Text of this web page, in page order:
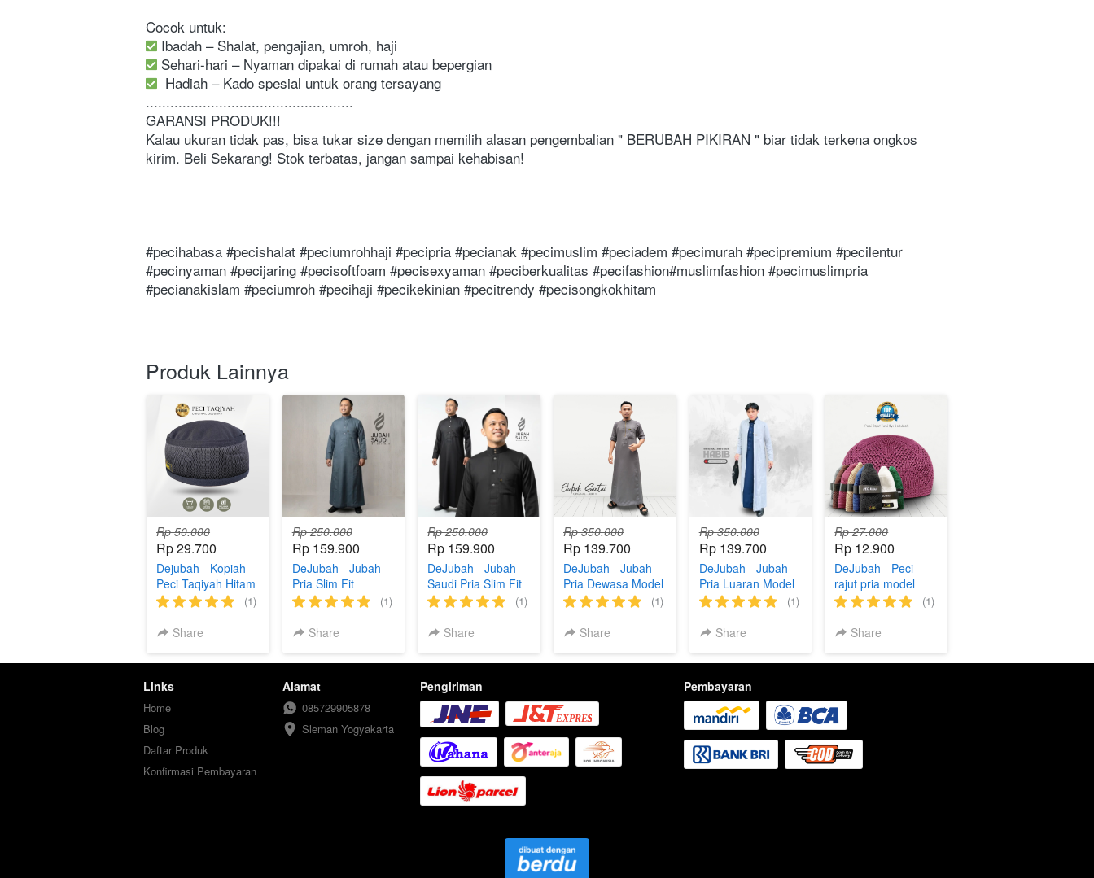
Cocok untuk:
Ibadah – Shalat, pengajian, umroh, haji
Sehari-hari – Nyaman dipakai di rumah atau bepergian
  Hadiah – Kado spesial untuk orang tersayang
...................................................
GARANSI PRODUK!!!
Kalau ukuran tidak pas, bisa tukar size dengan memilih alasan pengembalian " BERUBAH PIKIRAN " biar tidak terkena ongkos
kirim. Beli Sekarang! Stok terbatas, jangan sampai kehabisan!
#pecihabasa #pecishalat #peciumrohhaji #pecipria #pecianak #pecimuslim #peciadem #pecimurah #pecipremium #pecilentur
#pecinyaman #pecijaring #pecisoftfoam #pecisexyaman #peciberkualitas #pecifashion#muslimfashion #pecimuslimpria
#pecianakislam #peciumroh #pecihaji #pecikekinian #pecitrendy #pecisongkokhitam
Produk Lainnya
Rp 50.000
Rp 29.700
Dejubah - Kopiah
Peci Taqiyah Hitam
untuk Pria Dewasa
(1)
Share
Rp 250.000
Rp 159.900
DeJubah - Jubah
Pria Slim Fit
Kancing Model
(1)
Share
Rp 250.000
Rp 159.900
DeJubah - Jubah
Saudi Pria Slim Fit
Kancing Dewasa
(1)
Share
Rp 350.000
Rp 139.700
DeJubah - Jubah
Pria Dewasa Model
Santai Lengan
(1)
Share
Rp 350.000
Rp 139.700
DeJubah - Jubah
Pria Luaran Model
Jubah Habib
(1)
Share
Rp 27.000
Rp 12.900
DeJubah - Peci
rajut pria model
turki terbaru terlaris
(1)
Share
Links
Home
Blog
Daftar Produk
Konfirmasi Pembayaran
Alamat
085729905878
Sleman Yogyakarta
Pengiriman Pembayaran